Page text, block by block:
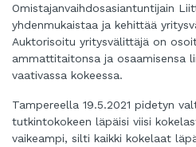
Omistajanvaihdosasiantuntijain
yhdenmukaistaa ja kehittää
Auktorisoitu yritysvälittäjä on
ammattitaitonsa ja osaamisensa
vaativassa kokeessa.
Tampereella 19.5.2021 pidetyn
tutkintokokeen läpäisi viisi
vaikeampi, silti kaikki kokelaat